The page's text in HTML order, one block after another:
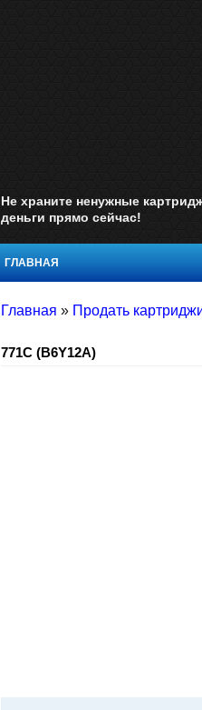
Не храните ненужные
деньги прямо сейчас!
ГЛАВНАЯ
Главная » Продать
771C (B6Y12A)